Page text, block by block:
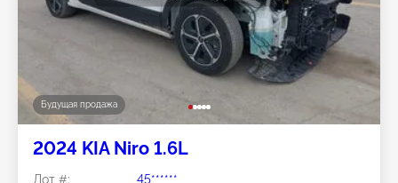
Будущая продажа
2024 KIA Niro 1.6L
Лот #:
45******